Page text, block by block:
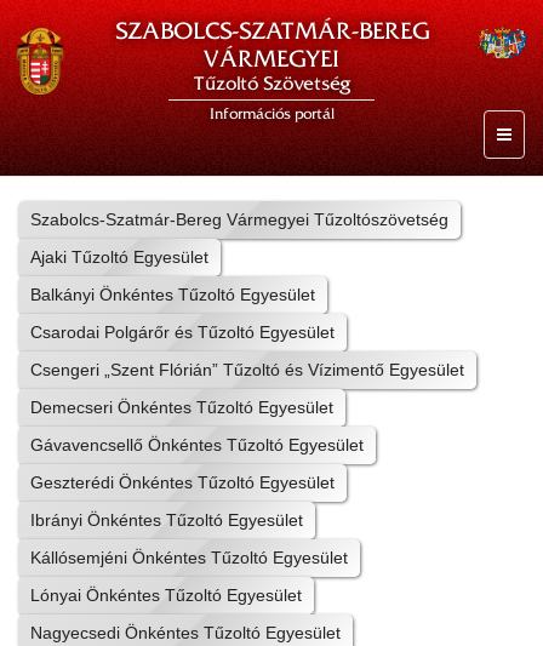
SZABOLCS-SZATMÁR-BEREG
VÁRMEGYEI
Tűzoltó Szövetség
Információs portál
Szabolcs-Szatmár-Bereg Vármegyei Tűzoltószövetség
Ajaki Tűzoltó Egyesület
Balkányi Önkéntes Tűzoltó Egyesület
Csarodai Polgárőr és Tűzoltó Egyesület
Csengeri „Szent Flórián” Tűzoltó és Vízimentő Egyesület
Demecseri Önkéntes Tűzoltó Egyesület
Gávavencsellő Önkéntes Tűzoltó Egyesület
Geszterédi Önkéntes Tűzoltó Egyesület
Ibrányi Önkéntes Tűzoltó Egyesület
Kállósemjéni Önkéntes Tűzoltó Egyesület
Lónyai Önkéntes Tűzoltó Egyesület
Nagyecsedi Önkéntes Tűzoltó Egyesület